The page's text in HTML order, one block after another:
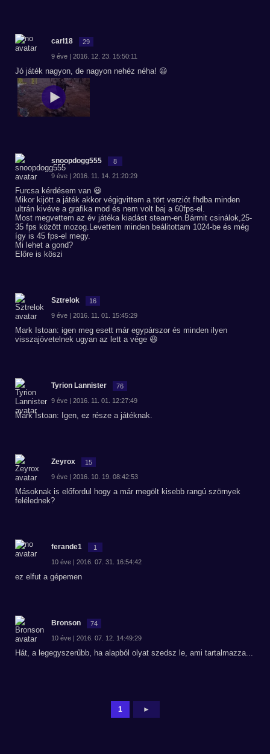
carl18 29
9 éve | 2016. 12. 23. 15:50:11
Jó játék nagyon, de nagyon nehéz néha! 😃
snoopdogg555 8
9 éve | 2016. 11. 14. 21:20:29
Furcsa kérdésem van 😃
Mikor kijött a játék akkor végigvittem a tört verziót fhdba minden
ultrán kivéve a grafika mod és nem volt baj a 60fps-el.
Most megvettem az év játéka kiadást steam-en.Bármit csinálok,25-
35 fps között mozog.Levettem minden beálitottam 1024-be és még
így is 45 fps-el megy.
Mi lehet a gond?
Előre is köszi
Sztrelok 16
9 éve | 2016. 11. 01. 15:45:29
Mark Istoan: igen meg esett már egypárszor és minden ilyen
visszajövetelnek ugyan az lett a vége 😆
Tyrion Lannister 76
9 éve | 2016. 11. 01. 12:27:49
Mark Istoan: Igen, ez része a játéknak.
Zeyrox 15
9 éve | 2016. 10. 19. 08:42:53
Másoknak is előfordul hogy a már megölt kisebb rangú szörnyek
felélednek?
ferande1 1
10 éve | 2016. 07. 31. 16:54:42
ez elfut a gépemen
Bronson 74
10 éve | 2016. 07. 12. 14:49:29
Hát, a legegyszerűbb, ha alapból olyat szedsz le, ami tartalmazza...
1 ►